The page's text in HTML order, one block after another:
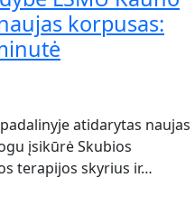
korpusas:
atidarytas naujas
įsikūrė Skubios
terapijos skyrius ir…